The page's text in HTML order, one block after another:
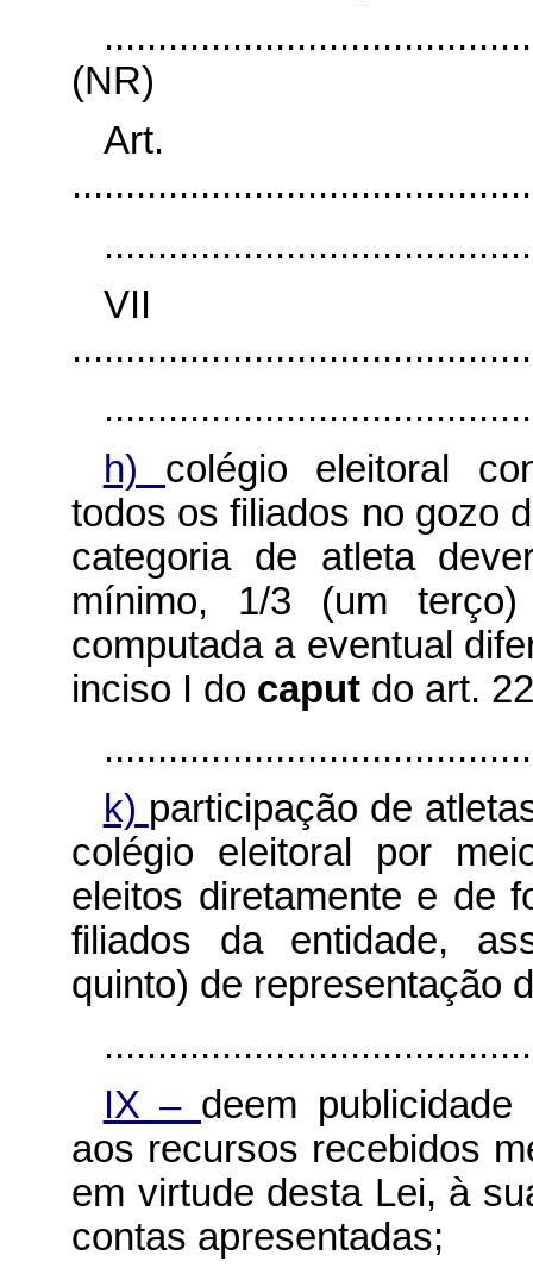
(NR)
Art.
h) colégio eleitoral
todos os filiados no gozo
categoria de atleta
mínimo, 1/3 (um
computada a eventual
inciso I do caput do art.
k) participação de
colégio eleitoral por
eleitos diretamente e de
filiados da entidade,
quinto) de representação
IX – deem
aos recursos recebidos
em virtude desta Lei, à
contas apresentadas;